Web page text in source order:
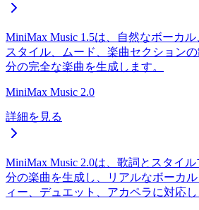
MiniMax Music 1.5は、自然なボーカル
スタイル、ムード、楽曲セクション
分の完全な楽曲を生成します。
MiniMax Music 2.0
詳細を見る
MiniMax Music 2.0は、歌詞とスタイ
分の楽曲を生成し、リアルなボーカ
ィー、デュエット、アカペラに対応し